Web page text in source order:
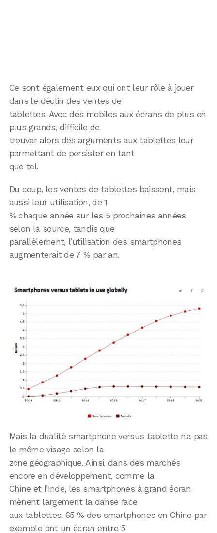
Ce sont également eux qui ont leur rôle à jouer
dans le déclin des ventes de
tablettes. Avec des mobiles aux écrans de plus en
plus grands, difficile de
trouver alors des arguments aux tablettes leur
permettant de persister en tant
que tel.
Du coup, les ventes de tablettes baissent, mais
aussi leur utilisation, de 1
% chaque année sur les 5 prochaines années
selon la source, tandis que
parallèlement, l’utilisation des smartphones
augmenterait de 7 % par an.
Mais la dualité smartphone versus tablette n’a pas
le même visage selon la
zone géographique. Ainsi, dans des marchés
encore en développement, comme la
Chine et l’Inde, les smartphones à grand écran
mènent largement la danse face
aux tablettes. 65 % des smartphones en Chine par
exemple ont un écran entre 5